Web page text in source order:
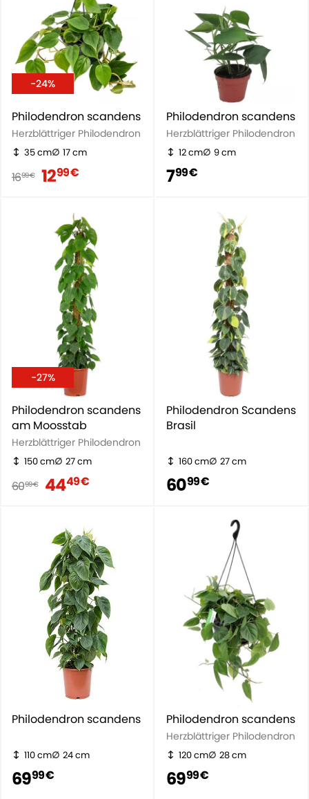
-24%
Philodendron scandens
Herzblättriger Philodendron
35 cm 17 cm
1699 € 1299 €
Philodendron scandens
Herzblättriger Philodendron
12 cm 9 cm
799 €
-27%
Philodendron scandens
am Moosstab
Herzblättriger Philodendron
150 cm 27 cm
6099 € 4449 €
Philodendron Scandens
Brasil
160 cm 27 cm
6099 €
Philodendron scandens
110 cm 24 cm
6999 €
Philodendron scandens
Herzblättriger Philodendron
120 cm 28 cm
6999 €